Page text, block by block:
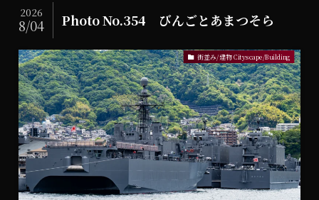
Photo No.354 びんごとあまつそら
2026
8/04
街並み/建物 Cityscape/Building